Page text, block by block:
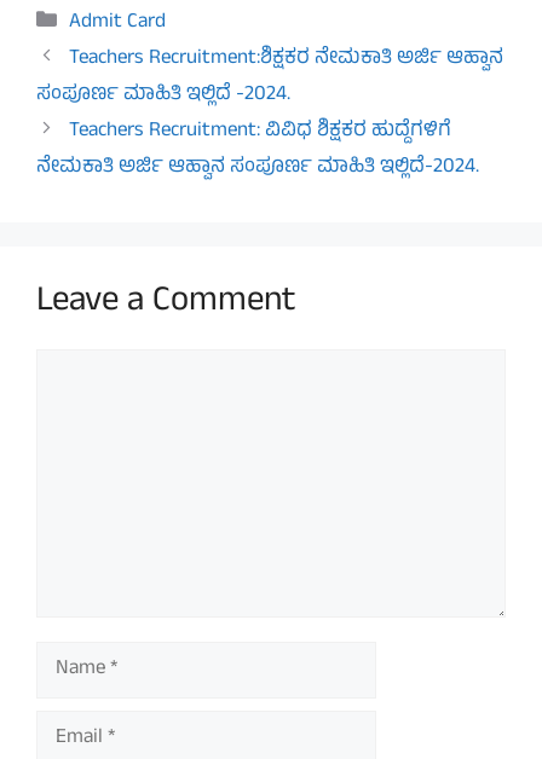
Categories
Admit Card
Teachers Recruitment:ಶಿಕ್ಷಕರ ನೇಮಕಾತಿ ಅರ್ಜಿ ಆಹ್ವಾನ
ಸಂಪೂರ್ಣ ಮಾಹಿತಿ ಇಲ್ಲಿದೆ -2024.
Teachers Recruitment: ವಿವಿಧ ಶಿಕ್ಷಕರ ಹುದ್ದೆಗಳಿಗೆ
ನೇಮಕಾತಿ ಅರ್ಜಿ ಆಹ್ವಾನ ಸಂಪೂರ್ಣ ಮಾಹಿತಿ ಇಲ್ಲಿದೆ-2024.
Leave a Comment
Name
Email